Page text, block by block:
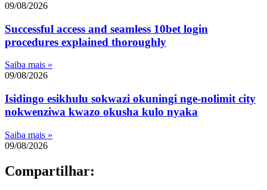
09/08/2026
Successful access and seamless 10bet login
procedures explained thoroughly
Saiba mais »
09/08/2026
Isidingo esikhulu sokwazi okuningi nge-nolimit city
nokwenziwa kwazo okusha kulo nyaka
Saiba mais »
09/08/2026
Compartilhar: